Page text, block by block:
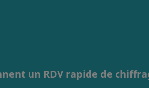
un RDV rapide de